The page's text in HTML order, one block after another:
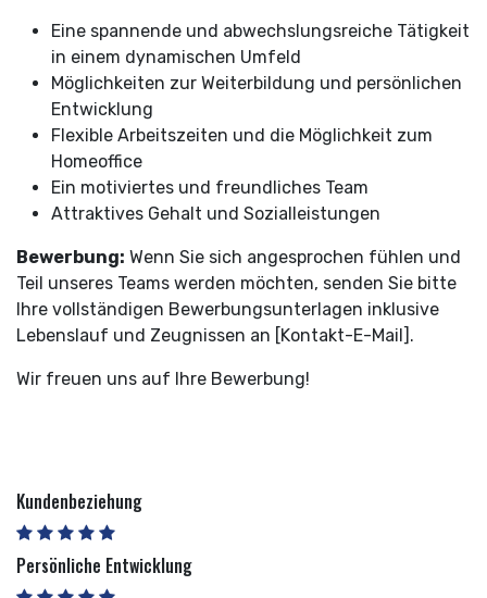
Eine spannende und abwechslungsreiche Tätigkeit
in einem dynamischen Umfeld
Möglichkeiten zur Weiterbildung und persönlichen
Entwicklung
Flexible Arbeitszeiten und die Möglichkeit zum
Homeoffice
Ein motiviertes und freundliches Team
Attraktives Gehalt und Sozialleistungen
Bewerbung: Wenn Sie sich angesprochen fühlen und
Teil unseres Teams werden möchten, senden Sie bitte
Ihre vollständigen Bewerbungsunterlagen inklusive
Lebenslauf und Zeugnissen an [Kontakt-E-Mail].
Wir freuen uns auf Ihre Bewerbung!
Kundenbeziehung
Persönliche Entwicklung